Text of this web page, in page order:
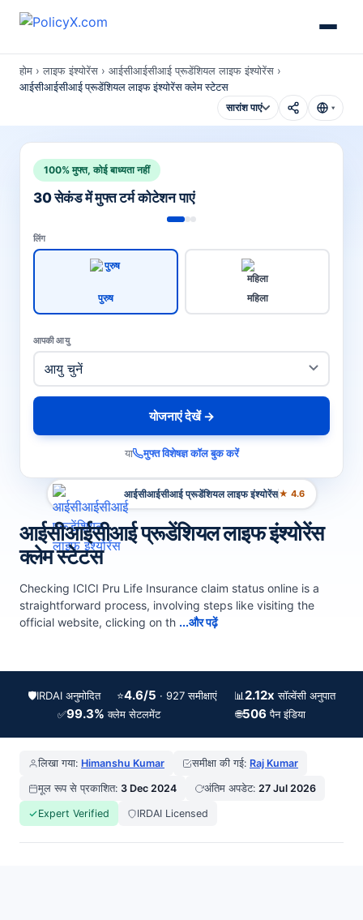
होम › लाइफ इंश्योरेंस › आईसीआईसीआई प्रूडेंशियल लाइफ इंश्योरेंस ›
आईसीआईसीआई प्रूडेंशियल लाइफ इंश्योरेंस क्लेम स्टेटस
सारांश पाएं ▾
आईसीआईसीआई प्रूडेंशियल लाइफ इंश्योरेंस★ 4.6
आईसीआईसीआई प्रूडेंशियल लाइफ इंश्योरेंस
क्लेम स्टेटस
Checking ICICI Pru Life Insurance claim status online is a
straightforward process, involving steps like visiting the
official website, clicking on th ...और पढ़ें
100% मुफ्त, कोई बाध्यता नहीं
30 सेकंड में मुफ्त टर्म कोटेशन पाएं
लिंग
पुरुष महिला
आपकी आयु
योजनाएं देखें →
या मुफ्त विशेषज्ञ कॉल बुक करें
🛡️IRDAI अनुमोदित ⭐4.6/5 · 927 समीक्षाएं 📊2.12x सॉल्वेंसी अनुपात
✅99.3% क्लेम सेटलमेंट 🌐506 पैन इंडिया
लिखा गया: Himanshu Kumar समीक्षा की गई: Raj Kumar
मूल रूप से प्रकाशित: 3 Dec 2024 अंतिम अपडेट: 27 Jul 2026
Expert Verified IRDAI Licensed